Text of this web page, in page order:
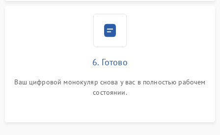
6. Готово
Ваш цифровой монокуляр снова у вас в полностью рабочем
состоянии.